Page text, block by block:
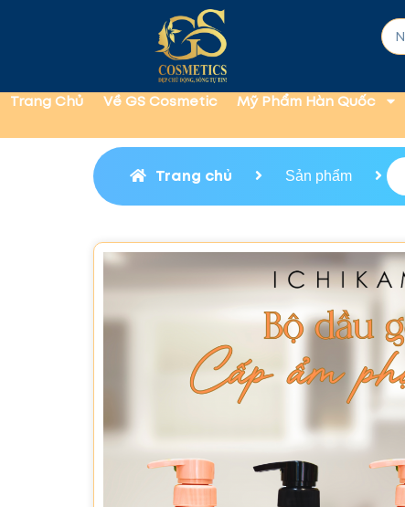
Trang Chủ Về GS Cosmetic Mỹ Phẩm Hàn Quốc
Trang chủ Sản phẩm